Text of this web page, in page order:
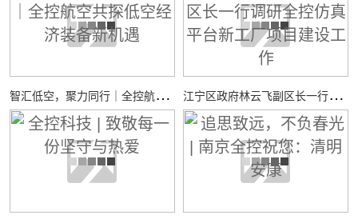
智
汇低空，聚力同行｜全控航空共探低空经济装备新机遇 江
宁区政府林云飞副区长一行调研全控仿真平台新工厂项目建设工作